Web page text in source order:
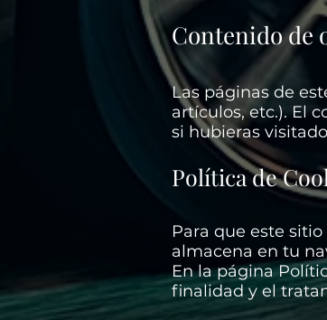
Contenido de
Las páginas de
artículos, etc.). El
si hubieras
Política de
Para que este
almacena en tu
En la página
finalidad y el